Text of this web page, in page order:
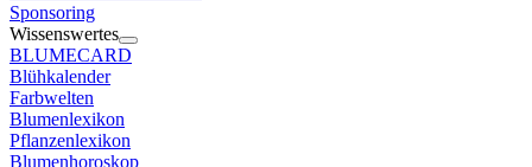
Sponsoring
Wissenswertes
BLUMECARD
Blühkalender
Farbwelten
Blumenlexikon
Pflanzenlexikon
Blumenhoroskop